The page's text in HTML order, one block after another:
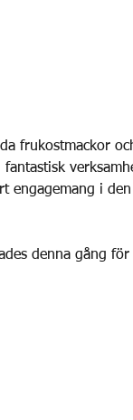
frukostmackor
i
denna gång